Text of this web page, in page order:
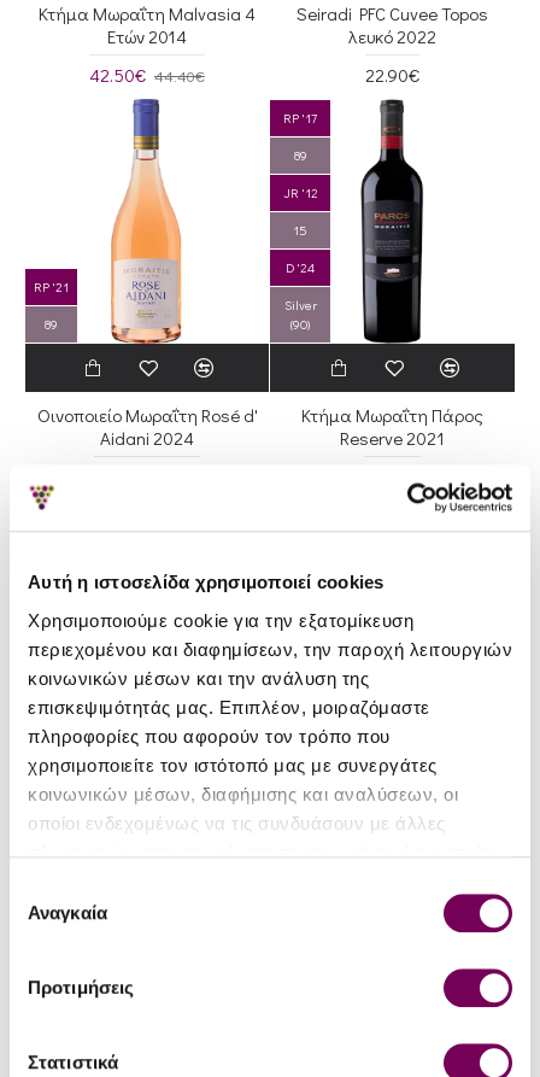
Αυτή η ιστοσελίδα χρησιμοποιεί cookies
Χρησιμοποιούμε cookie για την εξατομίκευση
περιεχομένου και διαφημίσεων, την παροχή λειτουργιών
κοινωνικών μέσων και την ανάλυση της
επισκεψιμότητάς μας. Επιπλέον, μοιραζόμαστε
πληροφορίες που αφορούν τον τρόπο που
χρησιμοποιείτε τον ιστότοπό μας με συνεργάτες
κοινωνικών μέσων, διαφήμισης και αναλύσεων, οι
οποίοι ενδεχομένως να τις συνδυάσουν με άλλες
των υπηρεσιών τους.
συγκατάθεσης
Αναγκαία
Προτιμήσεις
Στατιστικά
Κτήμα Μωραΐτη Malvasia 4
Ετών 2014
42.50€ 44.40€
Seiradi PFC Cuvee Topos
λευκό 2022
22.90€
RP '21
89
Οινοποιείο Μωραΐτη Rosé d'
Aidani 2024
RP '17
89
JR '12
15
D '24
Silver
(90)
Κτήμα Μωραΐτη Πάρος
Reserve 2021
25.80€
RP '21
89+
Κτήμα Μωραΐτη Ασύρτικο
2024
Οινοποιείο Μωραΐτη
Θαψανά 2023